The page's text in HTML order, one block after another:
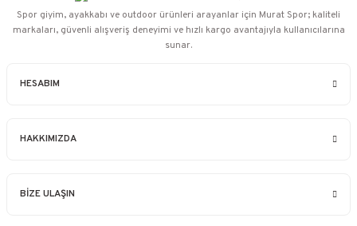
HESABIM
HAKKIMIZDA
BİZE ULAŞIN
Spor giyim, ayakkabı ve outdoor ürünleri arayanlar için Murat Spor; kaliteli
markaları, güvenli alışveriş deneyimi ve hızlı kargo avantajıyla kullanıcılarına
sunar.